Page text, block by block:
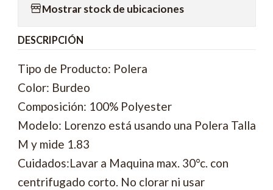
Mostrar stock de ubicaciones
DESCRIPCIÓN
Tipo de Producto: Polera
Color: Burdeo
Composición: 100% Polyester
Modelo: Lorenzo está usando una Polera Talla
M y mide 1.83
Cuidados:Lavar a Maquina max. 30°c. con
centrifugado corto. No clorar ni usar